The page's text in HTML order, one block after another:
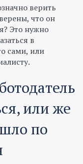
верить
что он
Это нужно
в
сами, или
или же
по